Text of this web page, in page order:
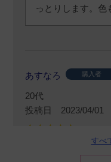
っとりします。色
あすなろ 購入者
20代
投稿日
2023/04/01
初めて使いました
すべ